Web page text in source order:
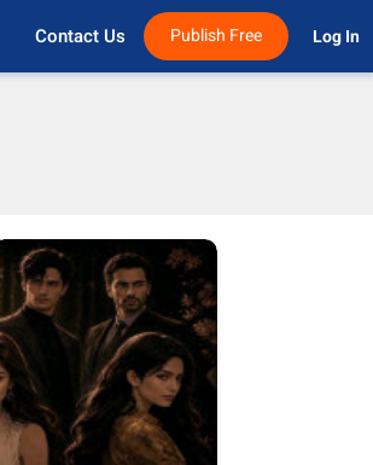
Contact Us Publish Free Log In